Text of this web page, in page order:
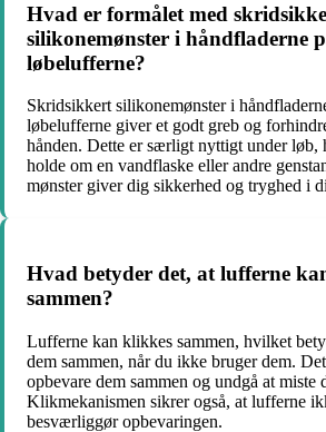
Hvad er formålet med
silikonemønster i håndfladerne
løbelufferne?
Skridsikkert silikonemønster i
løbelufferne giver et godt greb og
hånden. Dette er særligt nyttigt under løb,
holde om en vandflaske eller andre
mønster giver dig sikkerhed og tryghed i
Hvad betyder det, at lufferne
sammen?
Lufferne kan klikkes sammen, hvilket
dem sammen, når du ikke bruger dem.
opbevare dem sammen og undgå at miste
Klikmekanismen sikrer også, at lufferne
besværliggør opbevaringen.